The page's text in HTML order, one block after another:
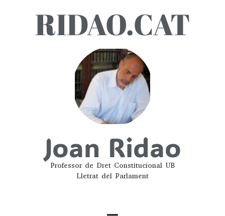
RIDAO.CAT
Joan Ridao
Professor de Dret Constitucional UB
Lletrat del Parlament